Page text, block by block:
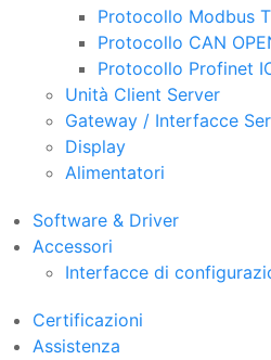
Protocollo Modbus
Protocollo CAN
Protocollo Profinet
Unità Client Server
Gateway / Interfacce
Display
Alimentatori
Software & Driver
Accessori
Interfacce di
Certificazioni
Assistenza